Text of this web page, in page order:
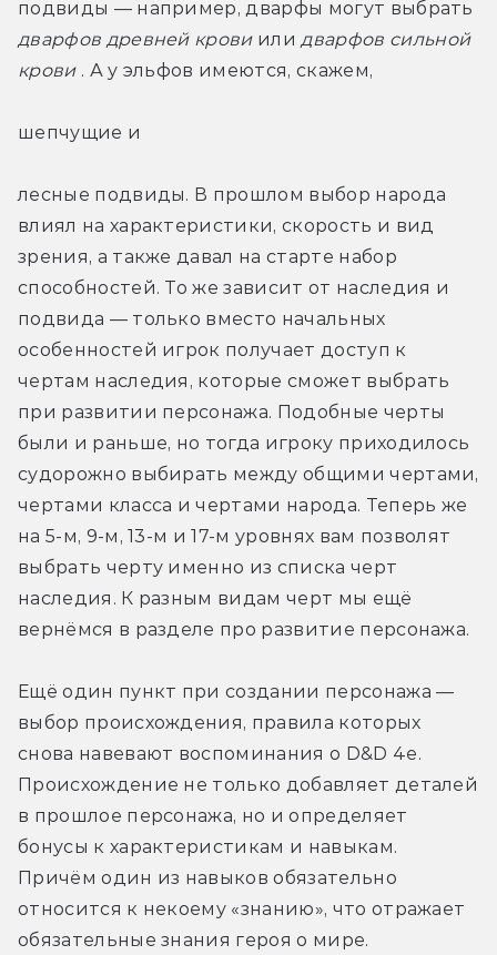
подвиды — например, дварфы могут выбрать
дварфов древней крови или дварфов сильной
крови . А у эльфов имеются, скажем,
шепчущие и
лесные подвиды. В прошлом выбор народа
влиял на характеристики, скорость и вид
зрения, а также давал на старте набор
способностей. То же зависит от наследия и
подвида — только вместо начальных
особенностей игрок получает доступ к
чертам наследия, которые сможет выбрать
при развитии персонажа. Подобные черты
были и раньше, но тогда игроку приходилось
судорожно выбирать между общими чертами,
чертами класса и чертами народа. Теперь же
на 5-м, 9-м, 13-м и 17-м уровнях вам позволят
выбрать черту именно из списка черт
наследия. К разным видам черт мы ещё
вернёмся в разделе про развитие персонажа.
Ещё один пункт при создании персонажа —
выбор происхождения, правила которых
снова навевают воспоминания о D&D 4e.
Происхождение не только добавляет деталей
в прошлое персонажа, но и определяет
бонусы к характеристикам и навыкам.
Причём один из навыков обязательно
относится к некоему «знанию», что отражает
обязательные знания героя о мире.